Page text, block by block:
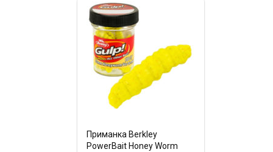
Приманка Berkley
PowerBait Honey Worm